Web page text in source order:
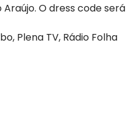
O dress code será
Plena TV, Rádio Folha